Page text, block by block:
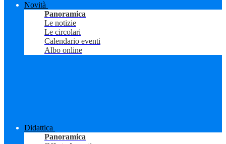
Novità
Panoramica
Le notizie
Le circolari
Calendario eventi
Albo online
Didattica
Panoramica